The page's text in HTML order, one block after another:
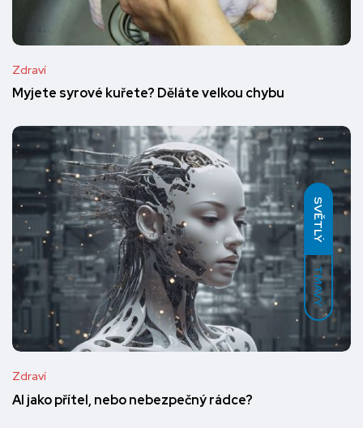
SVĚTLÝ
TMAVÝ
Zdraví
Myjete syrové kuřete? Děláte velkou chybu
Zdraví
AI jako přítel, nebo nebezpečný rádce?